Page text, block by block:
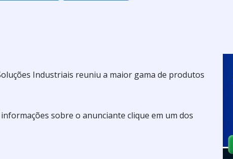
Industriais reuniu a maior gama de produtos
sobre o anunciante clique em um dos